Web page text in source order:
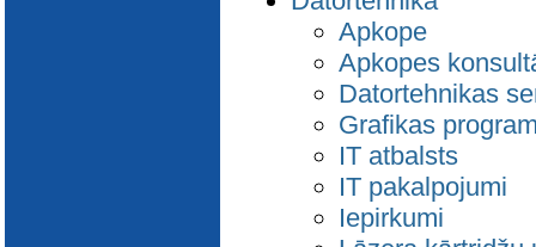
Apkope
Apkopes
Datortehnikas
Grafikas
IT atbalsts
IT pakalpojumi
Iepirkumi